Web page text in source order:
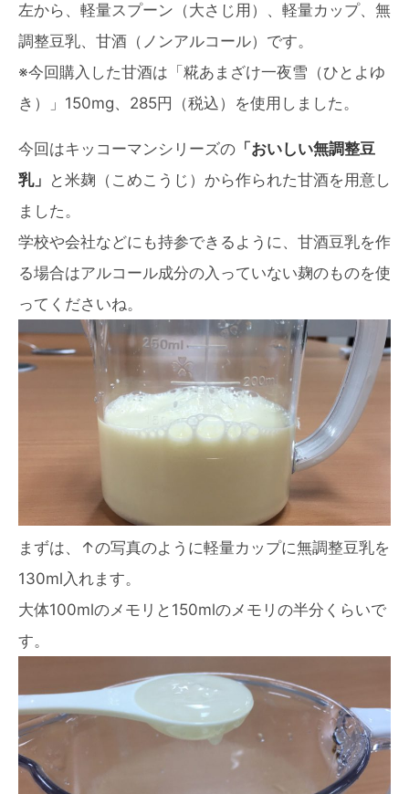
左から、軽量スプーン（大さじ用）、軽量カップ、無
調整豆乳、甘酒（ノンアルコール）です。
※今回購入した甘酒は「糀あまざけ一夜雪（ひとよゆ
き）」150mg、285円（税込）を使用しました。
今回はキッコーマンシリーズの 「おいしい無調整豆
乳」 と米麹（こめこうじ）から作られた甘酒を用意し
ました。
学校や会社などにも持参できるように、甘酒豆乳を作
る場合はアルコール成分の入っていない麹のものを使
ってくださいね。
まずは、↑の写真のように軽量カップに無調整豆乳を
130ml入れます。
大体100mlのメモリと150mlのメモリの半分くらいで
す。